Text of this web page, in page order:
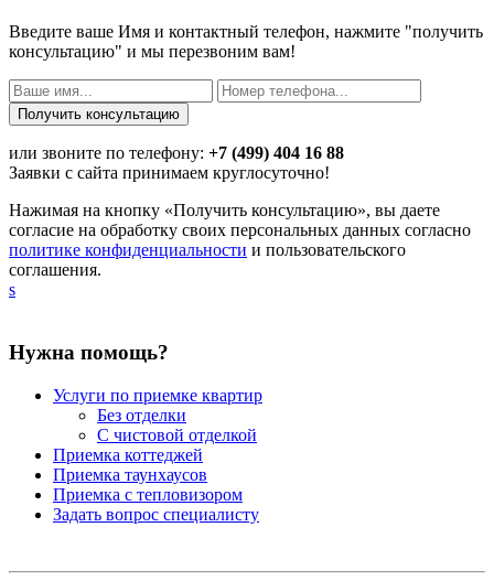
Введите ваше Имя и контактный телефон, нажмите "получить
консультацию" и мы перезвоним вам!
или звоните по телефону: +7 (499) 404 16 88
Заявки с сайта принимаем круглосуточно!
Нажимая на кнопку «Получить консультацию», вы даете
согласие на обработку своих персональных данных согласно
политике конфиденциальности и пользовательского
соглашения.
s
Нужна помощь?
Услуги по приемке квартир
Без отделки
С чистовой отделкой
Приемка коттеджей
Приемка таунхаусов
Приемка с тепловизором
Задать вопрос специалисту